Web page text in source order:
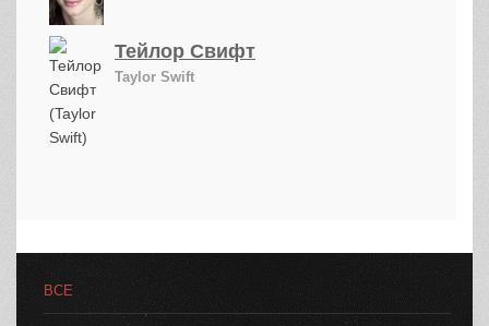
Тейлор Свифт
Taylor Swift
ВСЕ